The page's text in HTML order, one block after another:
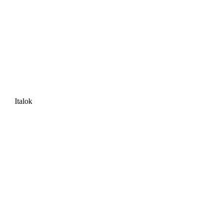
Italok